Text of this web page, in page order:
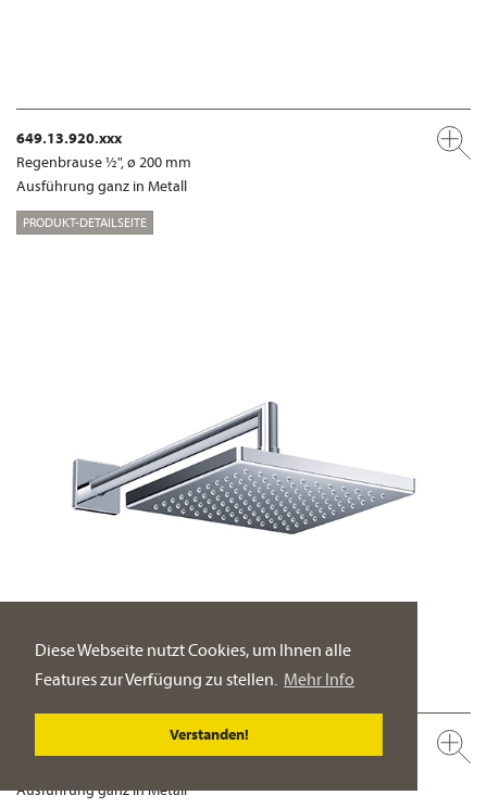
Diese Webseite nutzt Cookies, um Ihnen alle
Features zur Verfügung zu stellen. Mehr Info
Verstanden!
649.13.920.xxx
Regenbrause ½", ø 200 mm
Ausführung ganz in Metall
PRODUKT-DETAILSEITE
Ausführung ganz in Metall